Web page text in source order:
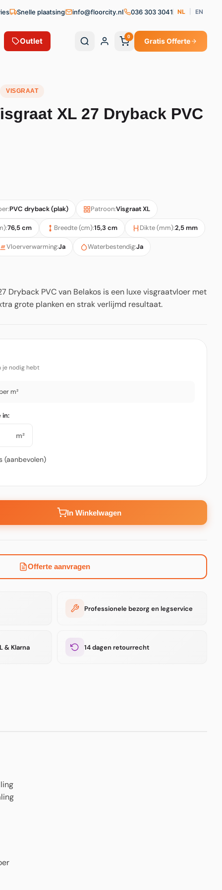
Snelle plaatsing info@floorcity.nl 036 303 3041 NL EN
Outlet 0
Gratis Offerte
VISGRAAT
XL 27 Dryback PVC
PVC dryback (plak) Patroon:Visgraat XL
76,5 cm Breedte (cm):15,3 cm Dikte (mm):2,5 mm
Vloerverwarming:Ja Waterbestendig:Ja
Dryback PVC van Belakos is een luxe visgraatvloer met
grote planken en strak verlijmd resultaat.
je nodig hebt
m²
in:
m²
(aanbevolen)
In Winkelwagen
Offerte aanvragen
Professionele bezorg en legservice
& Klarna 14 dagen retourrecht